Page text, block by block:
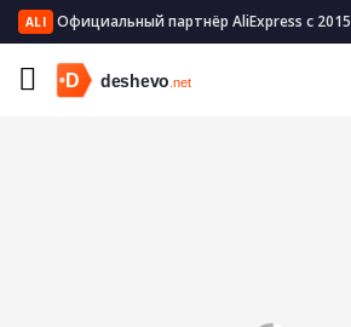
ALI Официальный партнёр AliExpress с 2015